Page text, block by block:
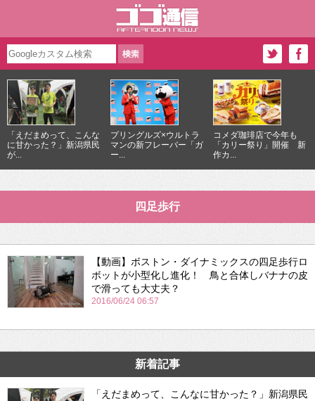
「えだまめって、こんな
に甘かった？」新潟県民
が...
プリングルズ×ウルトラ
マンの新フレーバー「ガ
ー...
コメダ珈琲店で今年も
「カリー祭り」開催 新
作カ...
四足歩行
【動画】ボストン・ダイナミックスの四足歩行ロ
ボットが小型化し進化！ 鳥と合体しバナナの皮
で滑っても大丈夫？
2016/06/24 06:57
新着記事
「えだまめって、こんなに甘かった？」新潟県民